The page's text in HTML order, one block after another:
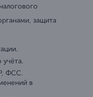
защита
учёта.
ФСС.
в